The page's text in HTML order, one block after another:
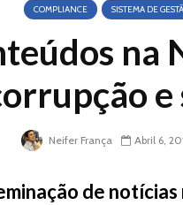
COMPLIANCE SISTEMA DE
na
Neifer França Abril 6,
de